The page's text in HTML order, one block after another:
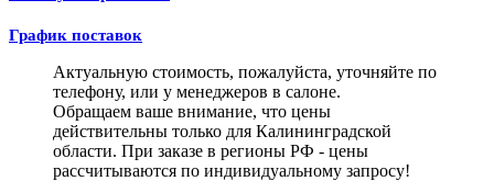
График поставок
Актуальную стоимость, пожалуйста, уточняйте по
телефону, или у менеджеров в салоне.
Обращаем ваше внимание, что цены
действительны только для Калининградской
области. При заказе в регионы РФ - цены
рассчитываются по индивидуальному запросу!